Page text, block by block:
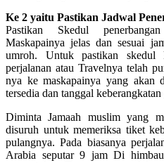
Ke 2 yaitu Pastikan Jadwal
Pastikan Skedul
Maskapainya jelas dan sesuai
umroh. Untuk pastikan skedul
perjalanan atau Travelnya telah
nya ke maskapainya yang akan
tersedia dan tanggal
Diminta Jamaah muslim yang
disuruh untuk memeriksa tiket
pulangnya. Pada biasanya
Arabia seputar 9 jam Di